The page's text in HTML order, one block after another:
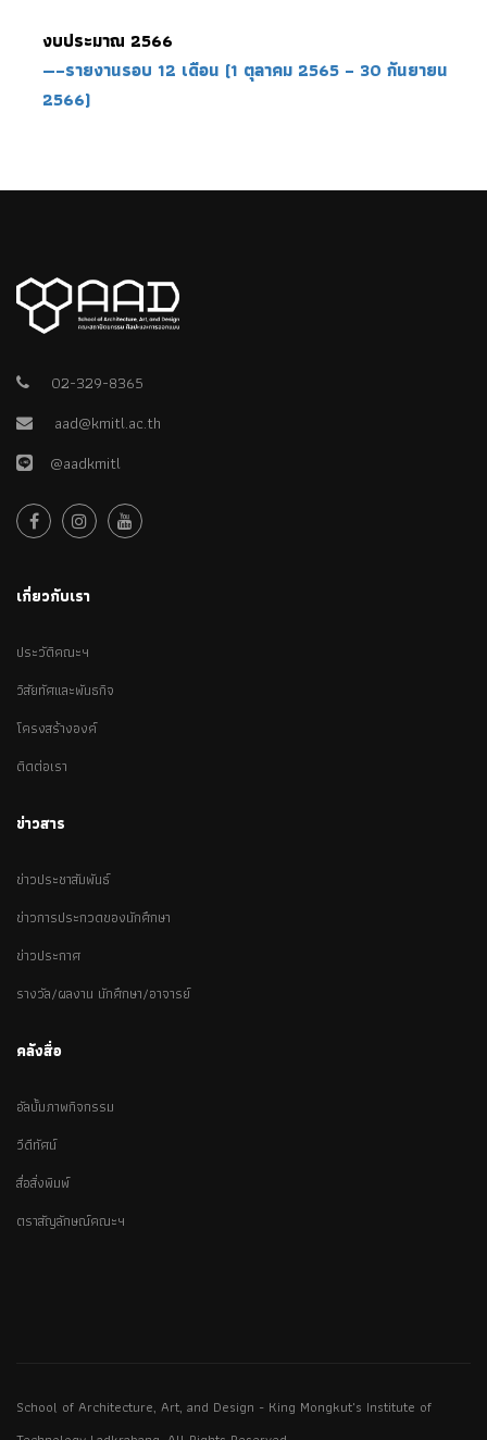
งบประมาณ 2566
—–รายงานรอบ 12 เดือน (1 ตุลาคม 2565 – 30 กันยายน
2566)
02-329-8365
aad@kmitl.ac.th
@aadkmitl
เกี่ยวกับเรา
ประวัติคณะฯ
วิสัยทัศและพันธกิจ
โครงสร้างองค์
ติดต่อเรา
ข่าวสาร
ข่าวประชาสัมพันธ์
ข่าวการประกวดของนักศึกษา
ข่าวประกาศ
รางวัล/ผลงาน นักศึกษา/อาจารย์
คลังสื่อ
อัลบั้มภาพกิจกรรม
วีดีทัศน์
สื่อสิ่งพิมพ์
ตราสัญลักษณ์คณะฯ
School of Architecture, Art, and Design - King Mongkut's Institute of